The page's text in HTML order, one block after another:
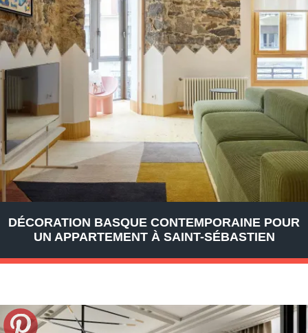
DÉCORATION BASQUE CONTEMPORAINE POUR
UN APPARTEMENT À SAINT-SÉBASTIEN